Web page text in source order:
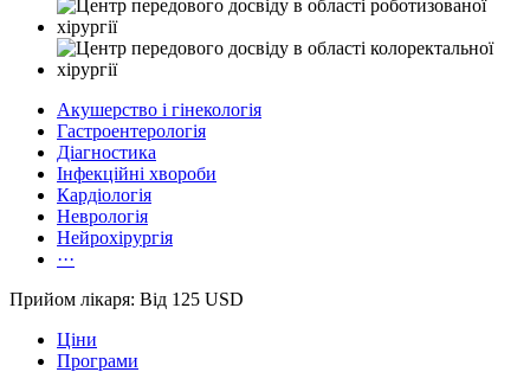
Акушерство і гінекологія
Гастроентерологія
Діагностика
Інфекційні хвороби
Кардіологія
Неврологія
Нейрохірургія
···
Прийом лікаря: Від 125 USD
Ціни
Програми